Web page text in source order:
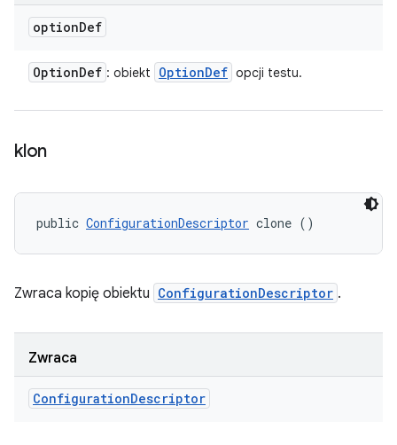
optionDef
OptionDef : obiekt OptionDef opcji testu.
klon
public ConfigurationDescriptor clone ()
Zwraca kopię obiektu ConfigurationDescriptor .
Zwraca
ConfigurationDescriptor